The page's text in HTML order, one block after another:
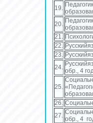
19.
20.
21.
22.
23.
24. обр., 4
25.
26.
27. обр., 4